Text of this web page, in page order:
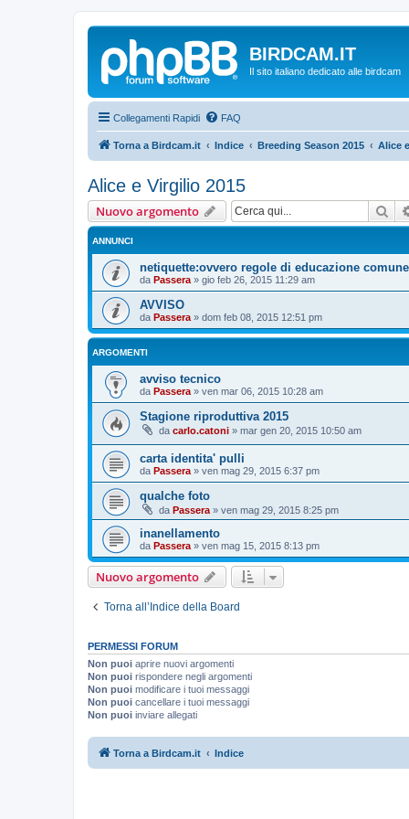
BIRDCAM.IT
Il sito italiano dedicato alle birdcam
Collegamenti Rapidi FAQ
Torna a Birdcam.it Indice Breeding Season 2015 Alice
Alice e Virgilio 2015
Nuovo argomento
ANNUNCI
netiquette:ovvero regole di educazione
da Passera » gio feb 26, 2015 11:29 am
AVVISO
da Passera » dom feb 08, 2015 12:51 pm
ARGOMENTI
avviso tecnico
da Passera » ven mar 06, 2015 10:28 am
Stagione riproduttiva 2015
da carlo.catoni » mar gen 20, 2015 10:50 am
carta identita' pulli
da Passera » ven mag 29, 2015 6:37 pm
qualche foto
da Passera » ven mag 29, 2015 8:25 pm
inanellamento
da Passera » ven mag 15, 2015 8:13 pm
Nuovo argomento
Torna all’Indice della Board
PERMESSI FORUM
Non puoi aprire nuovi argomenti
Non puoi rispondere negli argomenti
Non puoi modificare i tuoi messaggi
Non puoi cancellare i tuoi messaggi
Non puoi inviare allegati
Torna a Birdcam.it Indice